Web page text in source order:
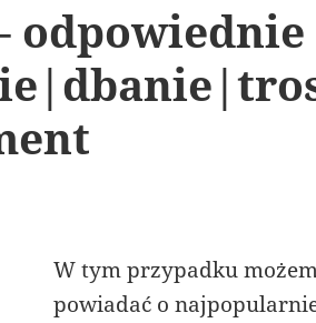
odpowiednie
W tym przypadku
powiadać o